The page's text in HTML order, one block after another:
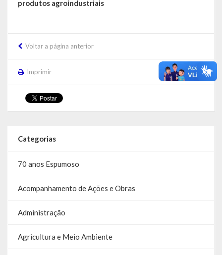
produtos agroindustriais
Voltar a página anterior
Imprimir
Categorias
70 anos Espumoso
Acompanhamento de Ações e Obras
Administração
Agricultura e Meio Ambiente